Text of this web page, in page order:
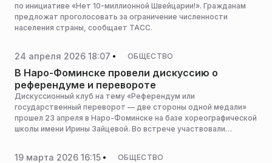
по инициативе «Нет 10-миллионной Швейцарии!». Гражданам
предложат проголосовать за ограничение численности
населения страны, сообщает ТАСС.
24 апреля 2026 18:07 ОБЩЕСТВО
В Наро-Фоминске провели дискуссию о
референдуме и перевороте
Дискуссионный клуб на тему «Референдум или
государственный переворот — две стороны одной медали»
прошел 23 апреля в Наро-Фоминске на базе хореографической
школы имени Ирины Зайцевой. Во встрече участвовали
19 марта 2026 16:15 ОБЩЕСТВО